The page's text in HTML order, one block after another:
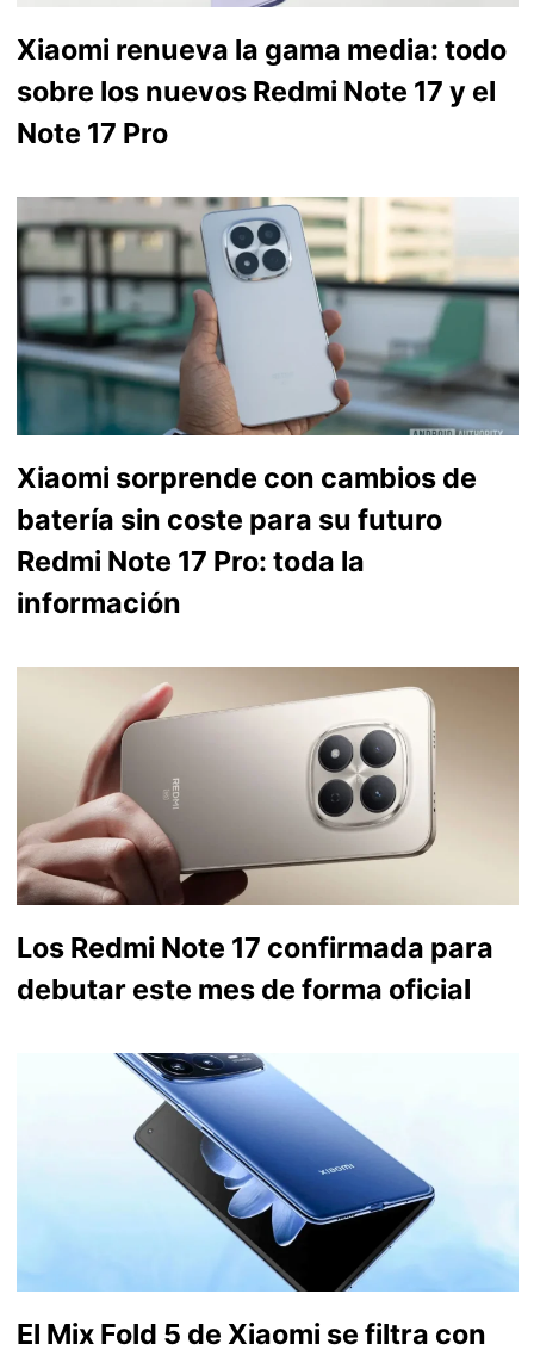
Xiaomi renueva la gama media: todo
sobre los nuevos Redmi Note 17 y el
Note 17 Pro
Xiaomi sorprende con cambios de
batería sin coste para su futuro
Redmi Note 17 Pro: toda la
información
Los Redmi Note 17 confirmada para
debutar este mes de forma oficial
El Mix Fold 5 de Xiaomi se filtra con